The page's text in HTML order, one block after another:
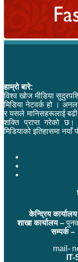
हाम्रो बारे:
विश्व खोज मीडिया
मिडिया नेटवर्क हो ।
र यसले मानिसहरूलाई बढी
शक्ति प्राप्त गरेको छ।
मिडियाको इतिहासमा नयाँ
केन्द्रिय
शाखा कार्यालय –
सम्पर्क –
mail-